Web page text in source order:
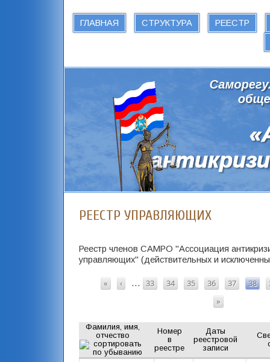
ГЛАВНАЯ СТРУКТУРА РЕЕСТР
РЕЕСТР УПРАВЛЯЮЩИХ
Реестр членов САМРО "Ассоциация
управляющих" (действительных и
« ‹ … 33 34 35 36 37 38
»
Фамилия, имя,
отчество
Номер
в
реестре
Даты
реестровой
записи